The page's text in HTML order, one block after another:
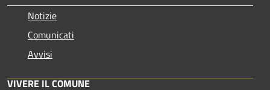
Notizie
Comunicati
Avvisi
VIVERE IL COMUNE